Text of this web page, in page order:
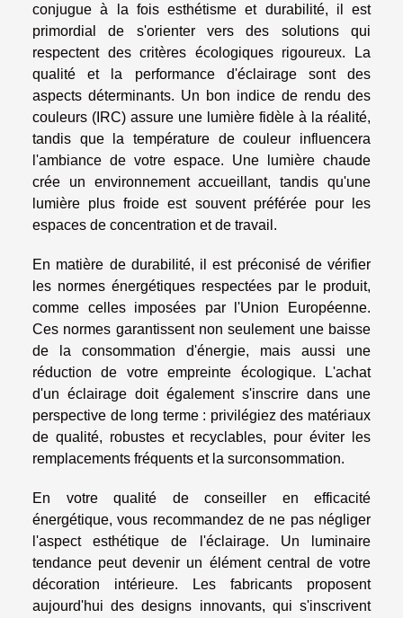
conjugue à la fois esthétisme et durabilité, il est
primordial de s'orienter vers des solutions qui
respectent des critères écologiques rigoureux. La
qualité et la performance d'éclairage sont des
aspects déterminants. Un bon indice de rendu des
couleurs (IRC) assure une lumière fidèle à la réalité,
tandis que la température de couleur influencera
l'ambiance de votre espace. Une lumière chaude
crée un environnement accueillant, tandis qu'une
lumière plus froide est souvent préférée pour les
espaces de concentration et de travail.
En matière de durabilité, il est préconisé de vérifier
les normes énergétiques respectées par le produit,
comme celles imposées par l'Union Européenne.
Ces normes garantissent non seulement une baisse
de la consommation d'énergie, mais aussi une
réduction de votre empreinte écologique. L'achat
d'un éclairage doit également s'inscrire dans une
perspective de long terme : privilégiez des matériaux
de qualité, robustes et recyclables, pour éviter les
remplacements fréquents et la surconsommation.
En votre qualité de conseiller en efficacité
énergétique, vous recommandez de ne pas négliger
l'aspect esthétique de l'éclairage. Un luminaire
tendance peut devenir un élément central de votre
décoration intérieure. Les fabricants proposent
aujourd'hui des designs innovants, qui s'inscrivent